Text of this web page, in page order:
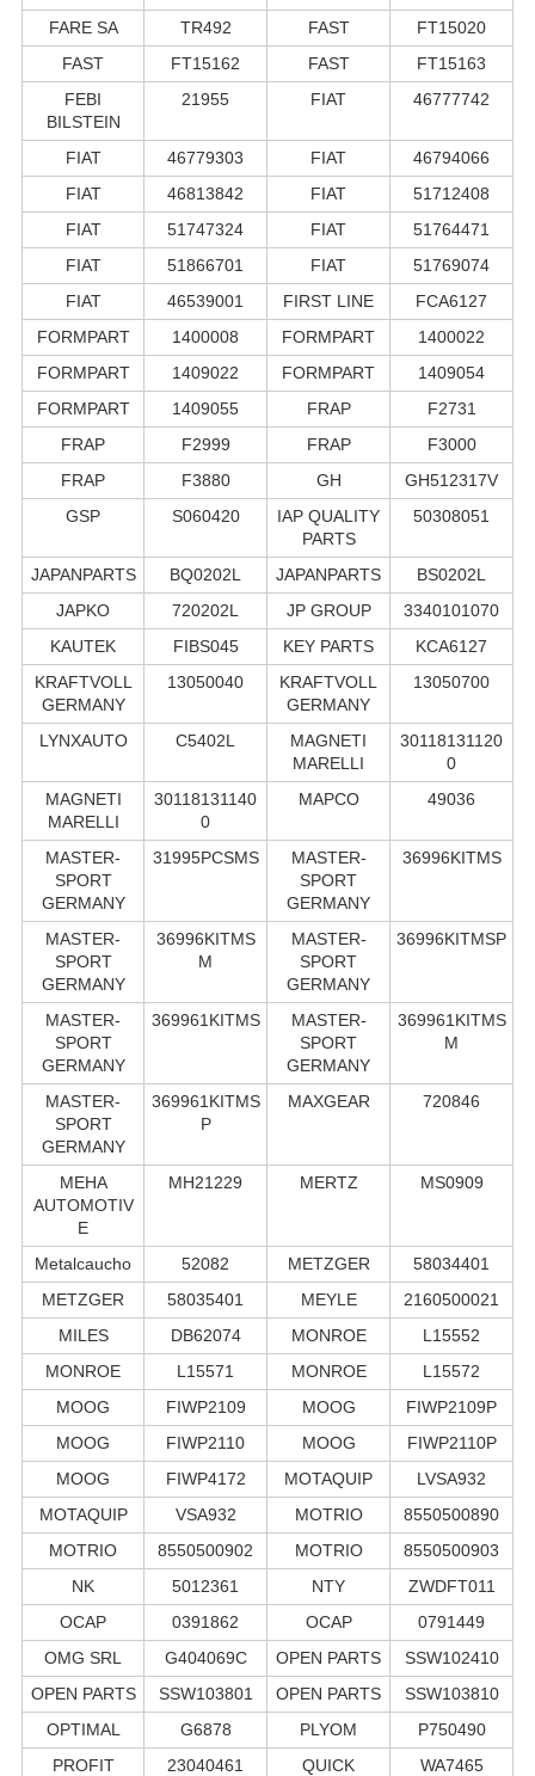
FARE SA
TR492 FAST
FT15020
FAST
FT15162 FAST
FT15163
FEBI
BILSTEIN
21955 FIAT 46777742
FIAT 46779303 FIAT
46794066
FIAT
46813842 FIAT
51712408
FIAT
51747324 FIAT
51764471
FIAT
51866701 FIAT
51769074
FIAT
46539001 FIRST LINE
FCA6127
FORMPART
1400008 FORMPART
1400022
FORMPART
1409022 FORMPART
1409054
FORMPART
1409055 FRAP
F2731
FRAP
F2999 FRAP
F3000
FRAP
F3880 GH
GH512317V
GSP
S060420
IAP QUALITY
PARTS
50308051
JAPANPARTS BQ0202L JAPANPARTS
BS0202L
JAPKO
720202L JP GROUP
3340101070
KAUTEK
FIBS045 KEY PARTS
KCA6127
KRAFTVOLL
GERMANY
13050040
KRAFTVOLL
GERMANY
13050700
LYNXAUTO C5402L
MAGNETI
MARELLI
30118131120
0
MAGNETI
MARELLI
30118131140
0
MAPCO 49036
MASTER-
SPORT
GERMANY
31995PCSMS
MASTER-
SPORT
GERMANY
36996KITMS
MASTER-
SPORT
GERMANY
36996KITMS
M
MASTER-
SPORT
GERMANY
36996KITMSP
MASTER-
SPORT
GERMANY
369961KITMS
MASTER-
SPORT
GERMANY
369961KITMS
M
MASTER-
SPORT
GERMANY
369961KITMS
P
MAXGEAR 720846
MEHA
AUTOMOTIV
E
MH21229 MERTZ MS0909
Metalcaucho 52082 METZGER
58034401
METZGER
58035401 MEYLE
2160500021
MILES
DB62074 MONROE
L15552
MONROE
L15571 MONROE
L15572
MOOG
FIWP2109 MOOG
FIWP2109P
MOOG
FIWP2110 MOOG
FIWP2110P
MOOG
FIWP4172 MOTAQUIP
LVSA932
MOTAQUIP
VSA932 MOTRIO
8550500890
MOTRIO
8550500902 MOTRIO
8550500903
NK
5012361 NTY
ZWDFT011
OCAP
0391862 OCAP
0791449
OMG SRL
G404069C OPEN PARTS
SSW102410
OPEN PARTS
SSW103801 OPEN PARTS
SSW103810
OPTIMAL
G6878 PLYOM
P750490
PROFIT
23040461
QUICK
WA7465